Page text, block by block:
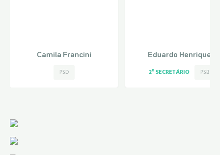
Camila Francini
PSD
Eduardo Henrique
2º SECRETÁRIO PSB